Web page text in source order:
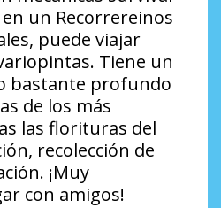
un Recorrereinos
puede viajar
Tiene un
bastante profundo
de los más
las florituras del
recolección de
¡Muy
con amigos!